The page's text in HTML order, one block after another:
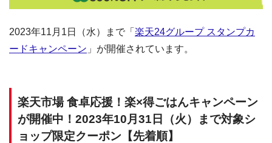
2023年11月1日（水）まで「 楽天24グループ スタンプカ
ードキャンペーン 」が開催されています。
楽天市場 食卓応援！楽×得ごはんキャンペーン
が開催中！2023年10月31日（火）まで対象シ
ョップ限定クーポン【先着順】